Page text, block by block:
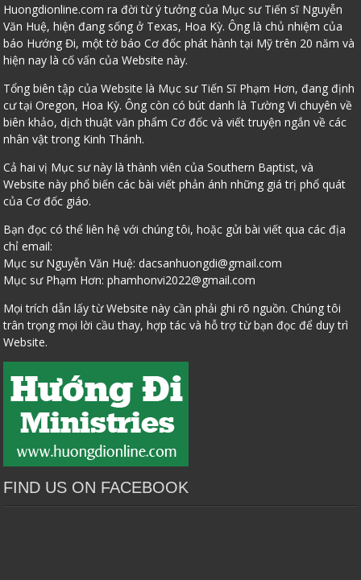
Huongdionline.com ra đời từ ý tưởng của Mục sư Tiến sĩ Nguyễn
Văn Huệ, hiện đang sống ở Texas, Hoa Kỳ. Ông là chủ nhiệm của
báo Hướng Đi, một tờ báo Cơ đốc phát hành tại Mỹ trên 20 năm và
hiện nay là cố vấn của Website này.
Tổng biên tập của Website là Mục sư Tiến Sĩ Phạm Hơn, đang định
cư tại Oregon, Hoa Kỳ. Ông còn có bút danh là Tường Vi chuyên về
biên khảo, dịch thuật văn phẩm Cơ đốc và viết truyện ngắn về các
nhân vật trong Kinh Thánh.
Cả hai vị Mục sư này là thành viên của Southern Baptist, và
Website này phổ biến các bài viết phản ánh những giá trị phổ quát
của Cơ đốc giáo.
Bạn đọc có thể liên hệ với chúng tôi, hoặc gửi bài viết qua các địa
chỉ email:
Mục sư Nguyễn Văn Huệ:dacsanhuongdi@gmail.com
Mục sư Phạm Hơn:phamhonvi2022@gmail.com
Mọi trích dẫn lấy từ Website này cần phải ghi rõ nguồn. Chúng tôi
trân trọng mọi lời cầu thay, hợp tác và hỗ trợ từ bạn đọc để duy trì
Website.
FIND US ON FACEBOOK